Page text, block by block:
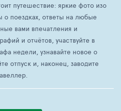
путешествие: яркие фото изо
о поездках, ответы на любые
вами впечатления и
и отчётов, участвуйте в
недели, узнавайте новое о
отпуск и, наконец, заводите